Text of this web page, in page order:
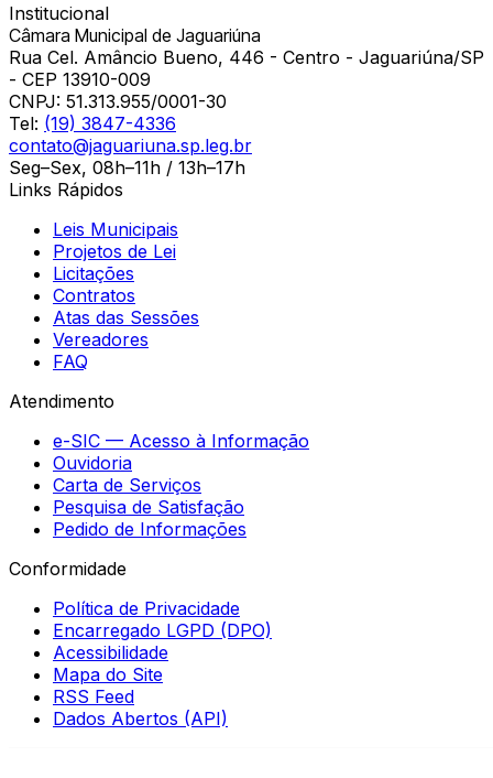
Institucional
Câmara Municipal de Jaguariúna
Rua Cel. Amâncio Bueno, 446 - Centro - Jaguariúna/SP
- CEP 13910-009
CNPJ: 51.313.955/0001-30
Tel: (19) 3847-4336
contato@jaguariuna.sp.leg.br
Seg–Sex, 08h–11h / 13h–17h
Links Rápidos
Leis Municipais
Projetos de Lei
Licitações
Contratos
Atas das Sessões
Vereadores
FAQ
Atendimento
e-SIC — Acesso à Informação
Ouvidoria
Carta de Serviços
Pesquisa de Satisfação
Pedido de Informações
Conformidade
Política de Privacidade
Encarregado LGPD (DPO)
Acessibilidade
Mapa do Site
RSS Feed
Dados Abertos (API)